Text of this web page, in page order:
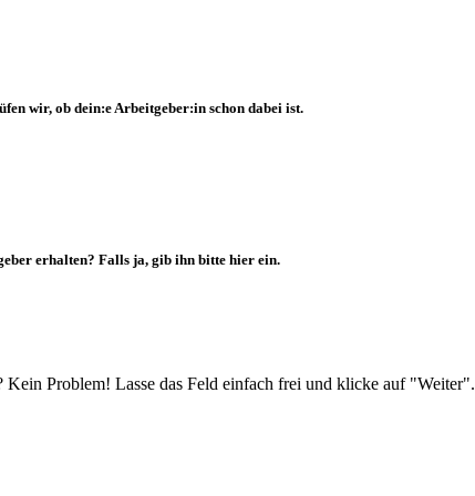
wir, ob dein:e Arbeitgeber:in schon dabei ist.
erhalten? Falls ja, gib ihn bitte hier ein.
Problem! Lasse das Feld einfach frei und klicke auf "Weiter".